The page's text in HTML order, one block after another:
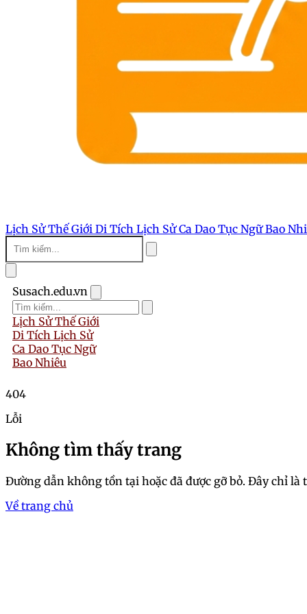
Lịch Sử Thế Giới Di Tích Lịch SửCa Dao Tục NgữBao
Susach.edu.vn
Lịch Sử Thế Giới
Di Tích Lịch Sử
Ca Dao Tục Ngữ
Bao Nhiêu
404
Lỗi
Không tìm thấy trang
Đường dẫn không tồn tại hoặc đã được gỡ bỏ. Đây chỉ là
Về trang chủ